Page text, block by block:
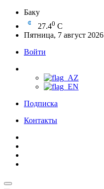
Баку
27.40 C
Пятница, 7 август 2026
Войти
Подписка
Контакты